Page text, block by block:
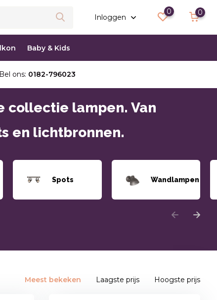
Inloggen
0 0
Baby & Kids
ons: 0182-796023
collectie lampen. Van
en lichtbronnen.
Spots Wandlampen
Meest bekeken Laagste prijs Hoogste prijs